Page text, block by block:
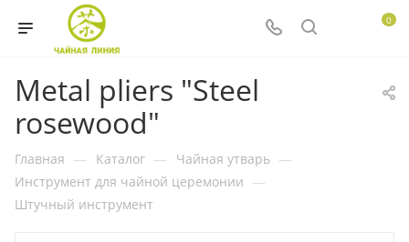
0
Metal pliers "Steel
rosewood"
Главная — Каталог — Чайная утварь —
Инструмент для чайной церемонии —
Штучный инструмент